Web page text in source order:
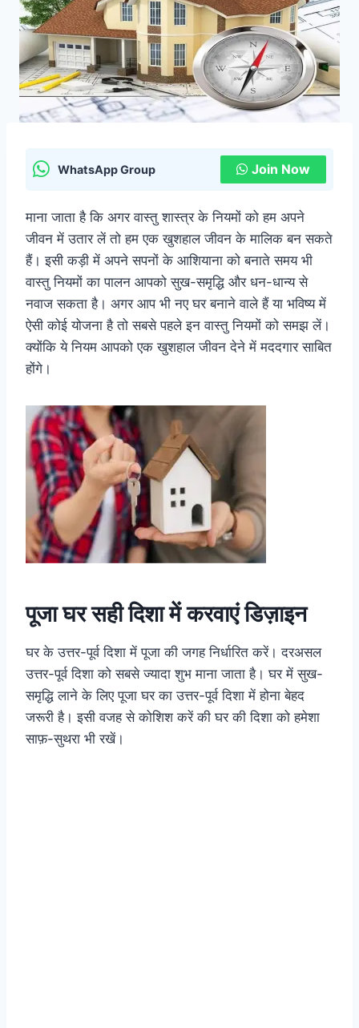
WhatsApp Group Join Now
माना जाता है कि अगर वास्तु शास्त्र के नियमों को हम अपने
जीवन में उतार लें तो हम एक खुशहाल जीवन के मालिक बन सकते
हैं। इसी कड़ी में अपने सपनों के आशियाना को बनाते समय भी
वास्तु नियमों का पालन आपको सुख-समृद्धि और धन-धान्य से
नवाज सकता है। अगर आप भी नए घर बनाने वाले हैं या भविष्य में
ऐसी कोई योजना है तो सबसे पहले इन वास्तु नियमों को समझ लें।
क्योंकि ये नियम आपको एक खुशहाल जीवन देने में मददगार साबित
होंगे।
पूजा घर सही दिशा में करवाएं डिज़ाइन
घर के उत्तर-पूर्व दिशा में पूजा की जगह निर्धारित करें। दरअसल
उत्तर-पूर्व दिशा को सबसे ज्यादा शुभ माना जाता है। घर में सुख-
समृद्धि लाने के लिए पूजा घर का उत्तर-पूर्व दिशा में होना बेहद
जरूरी है। इसी वजह से कोशिश करें की घर की दिशा को हमेशा
साफ़-सुथरा भी रखें।